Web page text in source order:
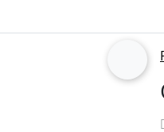
und "Vor-Button"
vor